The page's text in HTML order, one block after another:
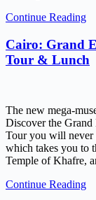
Continue Reading
Cairo: Grand
Tour & Lunch
The new mega-
Discover the
Tour you will never
which takes you to
Temple of Khafre,
Continue Reading